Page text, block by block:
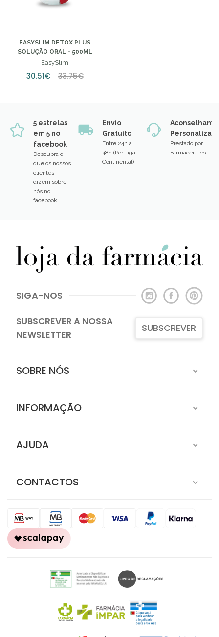
EASYSLIM DETOX PLUS
SOLUÇÃO ORAL - 500ML
EasySlim
30.51€ 33.75€
5 estrelas
em 5 no
facebook
Descubra o
que os nossos
clientes
dizem sobre
nós no
facebook
Envio
Gratuito
Entre 24h a
48h (Portugal
Continental)
Prestado por
Farmacêutico
SIGA-NOS
SUBSCREVER A NOSSA
NEWSLETTER
SUBSCREVER
SOBRE NÓS
INFORMAÇÃO
AJUDA
CONTACTOS